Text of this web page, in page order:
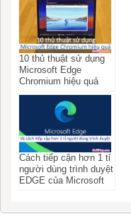
10 thủ thuật sử dụng
Microsoft Edge
Chromium hiệu quả
Cách tiếp cận hơn 1 tỉ
người dùng trình duyệt
EDGE của Microsoft